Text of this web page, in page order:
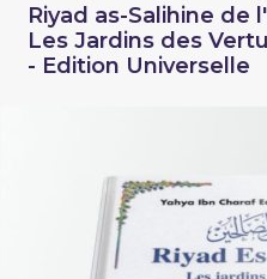
Riyad as-Salihine de
Les Jardins des
- Edition Universelle